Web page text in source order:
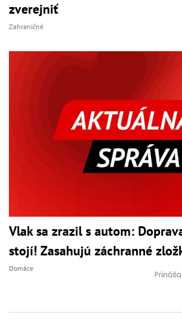
zverejniť
Zahraničné
Vlak sa zrazil s autom:
stojí! Zasahujú záchranné
Domáce